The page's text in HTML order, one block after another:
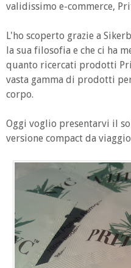
validissimo e-commerce,
L'ho scoperto grazie a
la sua filosofia e che ci ha
quanto ricercati prodotti
vasta gamma di prodotti
corpo.
Oggi voglio presentarvi il
versione compact da